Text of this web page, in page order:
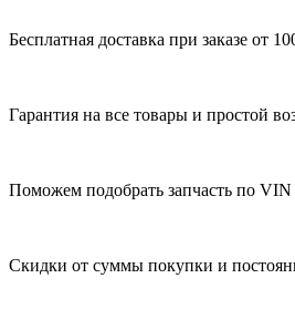
Бесплатная доставка при заказе от
Гарантия на все товары и простой
Поможем подобрать запчасть по
Скидки от суммы покупки и